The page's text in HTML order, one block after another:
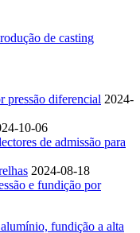
de casting
pressão diferencial 2024-
10-06
de admissão para
2024-08-18
e fundição por
fundição a alta